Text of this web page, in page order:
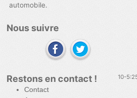
automobile.
Nous suivre
Restons en contact !
Contact
10-